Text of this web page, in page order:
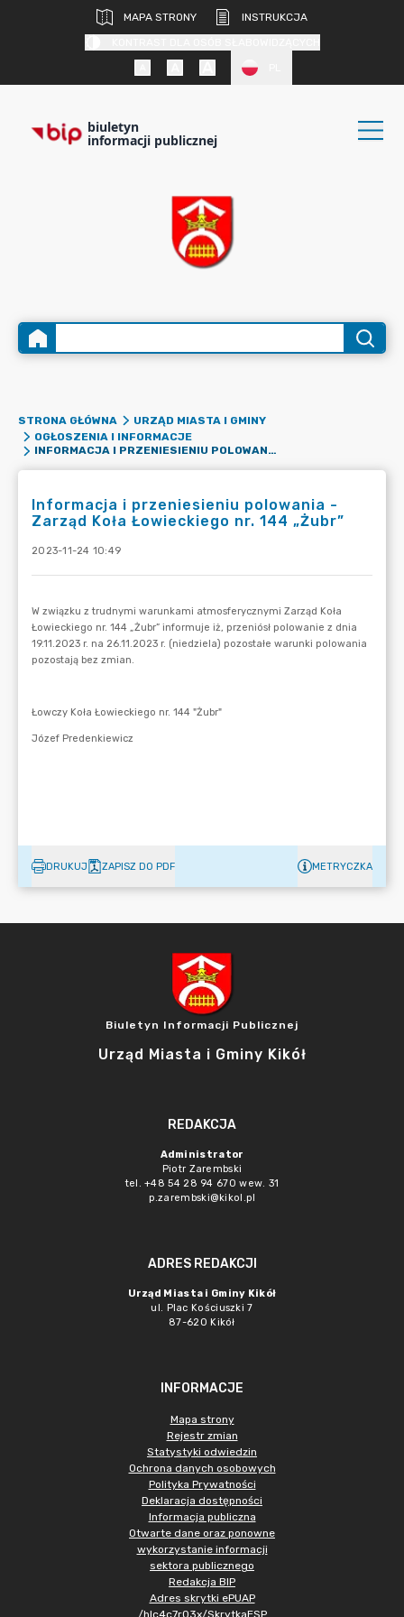
MAPA STRONY
INSTRUKCJA
biuletyn
informacji publicznej
STRONA GŁÓWNA
URZĄD MIASTA I GMINY
OGŁOSZENIA I INFORMACJE
INFORMACJA I PRZENIESIENIU POLOWANIA - ZARZĄD KOŁA ŁOWIECKIEGO NR. 144 „ŻUBR”
Informacja i przeniesieniu polowania -
Zarząd Koła Łowieckiego nr. 144 „Żubr”
2023-11-24 10:49
DRUKUJ ZAPISZ DO PDF METRYCZKA
Biuletyn Informacji Publicznej
Urząd Miasta i Gminy Kikół
REDAKCJA
Administrator
Piotr Zarembski
tel. +48 54 28 94 670 wew. 31
p.zarembski@kikol.pl
ADRES REDAKCJI
Urząd Miasta i Gminy Kikół
ul. Plac Kościuszki 7
87-620 Kikół
INFORMACJE
Mapa strony
Rejestr zmian
Statystyki odwiedzin
Ochrona danych osobowych
Polityka Prywatności
Deklaracja dostępności
Informacja publiczna
Otwarte dane oraz ponowne
wykorzystanie informacji
sektora publicznego
Redakcja BIP
Adres skrytki ePUAP
/hlc4c7r03x/SkrytkaESP